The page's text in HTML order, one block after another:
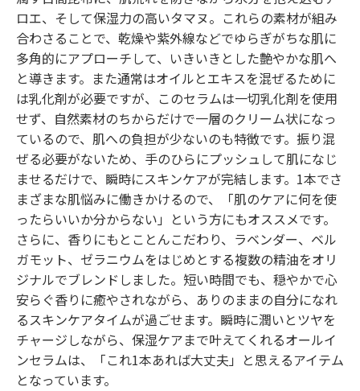
ロエ、そして保湿力の高いタマヌ。これらの素材が組み
合わさることで、乾燥や紫外線などでゆらぎがちな肌に
多角的にアプローチして、いきいきとした艶やかな肌へ
と導きます。また通常はオイルとエキスを混ぜるために
は乳化剤が必要ですが、このセラムは一切乳化剤を使用
せず、自然素材のちからだけで一層のクリーム状になっ
ているので、肌への負担が少ないのも特徴です。振り混
ぜる必要がないため、手のひらにプッシュして肌になじ
ませるだけで、瞬時にスキンケアが完結します。1本でさ
まざまな肌悩みに働きかけるので、「肌のケアに何を使
ったらいいか分からない」という方にもオススメです。
さらに、香りにもとことんこだわり、ラベンダー、ベル
ガモット、ゼラニウムをはじめとする複数の精油をオリ
ジナルでブレンドしました。短い時間でも、穏やかで心
安らぐ香りに癒やされながら、ありのままの自分になれ
るスキンケアタイムが過ごせます。瞬時に潤いとツヤを
チャージしながら、保湿ケアまで叶えてくれるオールイ
ンセラムは、「これ1本あれば大丈夫」と思えるアイテム
となっています。